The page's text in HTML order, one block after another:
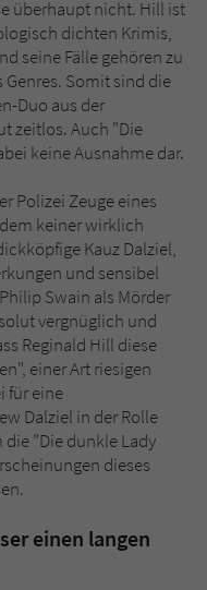
überhaupt nicht. Hill ist
dichten Krimis,
seine Fälle gehören zu
Somit sind die
Duo aus der
zeitlos. Auch "Die
keine Ausnahme dar.
Polizei Zeuge eines
keiner wirklich
Kauz Dalziel,
und sensibel
Swain als Mörder
vergnüglich und
Reginald Hill diese
einer Art riesigen
für eine
Dalziel in der Rolle
"Die dunkle Lady
dieses
einen langen